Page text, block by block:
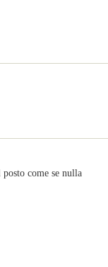
posto come se nulla